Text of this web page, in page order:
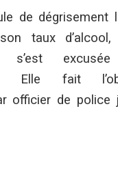
de dégrisement
taux
s’est
Elle fait
officier de police